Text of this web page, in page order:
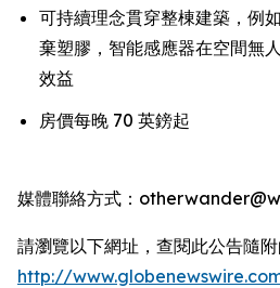
可持續理念貫穿整棟建築，例
棄塑膠，智能感應器在空間無
效益
房價每晚 70 英鎊起
媒體聯絡方式：
請瀏覽以下網址，查閱此公告隨附
http://